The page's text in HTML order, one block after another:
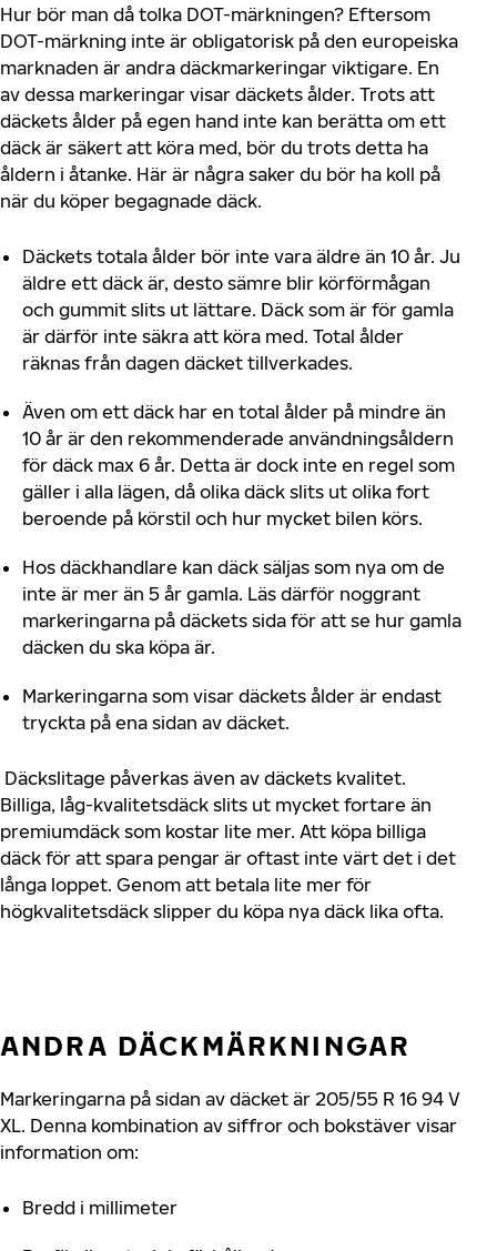
Hur bör man då tolka DOT-märkningen? Eftersom
DOT-märkning inte är obligatorisk på den europeiska
marknaden är andra däckmarkeringar viktigare. En
av dessa markeringar visar däckets ålder. Trots att
däckets ålder på egen hand inte kan berätta om ett
däck är säkert att köra med, bör du trots detta ha
åldern i åtanke. Här är några saker du bör ha koll på
när du köper begagnade däck.
Däckets totala ålder bör inte vara äldre än 10 år. Ju
äldre ett däck är, desto sämre blir körförmågan
och gummit slits ut lättare. Däck som är för gamla
är därför inte säkra att köra med. Total ålder
räknas från dagen däcket tillverkades.
Även om ett däck har en total ålder på mindre än
10 år är den rekommenderade användningsåldern
för däck max 6 år. Detta är dock inte en regel som
gäller i alla lägen, då olika däck slits ut olika fort
beroende på körstil och hur mycket bilen körs.
Hos däckhandlare kan däck säljas som nya om de
inte är mer än 5 år gamla. Läs därför noggrant
markeringarna på däckets sida för att se hur gamla
däcken du ska köpa är.
Markeringarna som visar däckets ålder är endast
tryckta på ena sidan av däcket.
Däckslitage påverkas även av däckets kvalitet.
Billiga, låg-kvalitetsdäck slits ut mycket fortare än
premiumdäck som kostar lite mer. Att köpa billiga
däck för att spara pengar är oftast inte värt det i det
långa loppet. Genom att betala lite mer för
högkvalitetsdäck slipper du köpa nya däck lika ofta.
ANDRA DÄCKMÄRKNINGAR
Markeringarna på sidan av däcket är 205/55 R 16 94 V
XL. Denna kombination av siffror och bokstäver visar
information om:
Bredd i millimeter